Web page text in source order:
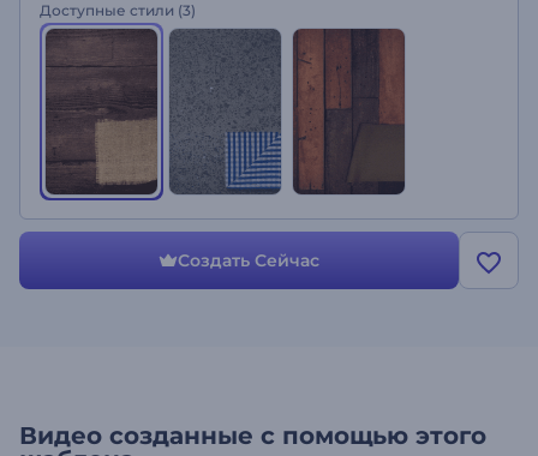
использовать шаблон: загрузите изображения, добавьте текст,
выберите цветовую гамму в нашем конструкторе - видео
будет готово за несколько минут!
Доступные стили (3)
Создать Сейчас
Видео созданные с помощью этого